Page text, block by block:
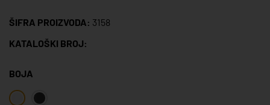
ŠIFRA PROIZVODA: 3158
KATALOŠKI BROJ:
BOJA